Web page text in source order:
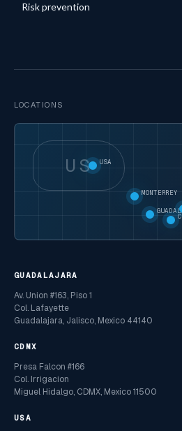
Risk prevention
LOCATIONS
US USA
MONTERREY
GUADALAJARA
Av. Union #163, Piso 1
Col. Lafayette
Guadalajara, Jalisco, Mexico 44140
CDMX
Presa Falcon #166
Col. Irrigacion
Miguel Hidalgo, CDMX, Mexico 11500
USA